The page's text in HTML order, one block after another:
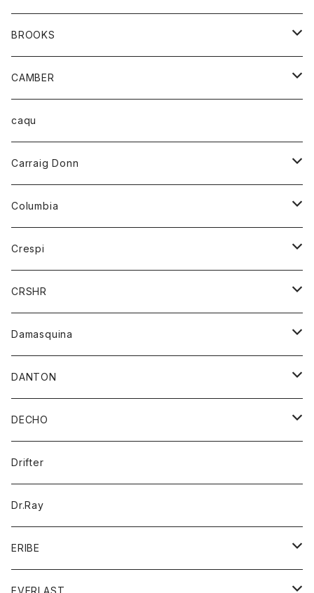
アンダーウェアー
カードホルダー
チーフ
バンダナ
トップス
カーディガン
トレーナー
パーカー
ボトム
オーバーオール
ショートパンツ
レディース
オーバーオール
カーディガン
Tシャツ
パーカー
シャツ
BROOKS
グッズ
靴
CAMBER
トップス
ハーフスリーブTシャツ
caqu
Carraig Donn
ニット
Columbia
アウター
ジャケット
Crespi
ジャケット
ワンピース
ブラウス
CRSHR
キャップ
Damasquina
ウォレット
カードケース
バッグ
DANTON
アウター
コート
ジャケット
アクセサリー
バッグ
キッズ
シャツ
Tシャツ
グッズ
帽子
トップス
DECHO
帽子
Drifter
Dr.Ray
ERIBE
ニット
EVERLAST